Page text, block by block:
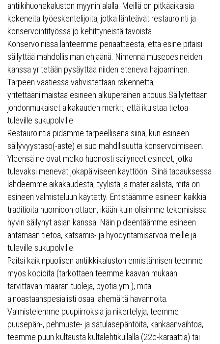
antiikihuonekaluston myynin alalla. Meillä on pitkäaikaisia
kokeneita työeskentelijoita, jotka lähteävät restaurointi ja
konservointityössa jo kehittyneistä tavoista.
Konservoinissa lähteemme periaatteesta, että esine pitäisi
säilyttää mahdollisiman ehjäänä. Nimennä museoesineiden
kanssa yritetään pysäyttää niiden eteneva hajoaminen.
Tarpeen vaatiessa vahvistettaan rakennetta,
yritettäänilmaistaa esineen alkuperäinen aitouus.Säilytettään
johdonmukaiset aikakauden merkit, että ikuistaa tietoa
tuleville sukupolville.
Restaurointia pidämme tarpeellisena siinä, kun esineen
säilyvyystaso(-aste) ei suo mahdllisuutta konservoimiseen.
Yleensä ne ovat melko huonosti säilyneet esineet, jotka
tulevaksi menevät jokapäiviseen käyttöön. Siinä tapauksessa
lähdeemme aikakaudesta, tyylistä ja materiaalista, mitä on
esineen valmisteluun käytetty. Entistäämme esineen kaikkia
traditioita huomioon ottaen, ikään kuin olisimme tekemisissä
hyvin säilynyt asian kanssa. Näin pideentäämme esineen
antamaan tietoa, katsamis- ja hyödyntämisarvoa meille ja
tuleville sukupolville.
Paitsi kaikinpuolisen antiikkikaluston ennistämisen teemme
myös kopioita (tarkottaen teemme kaavan mukaan
tarvittavan määrän tuoleja, pyötiä ym.), mitä
ainoastaanspesialisti osaa lähemältä havannoita.
Valmistelemme puupiirroksia ja nikertelyja, teemme
puusepän-, pehmuste- ja satulasepäntöitä, kankaanvaihtoa,
teemme puun kultausta kultalehtikullalla (22c-karaattia) tai